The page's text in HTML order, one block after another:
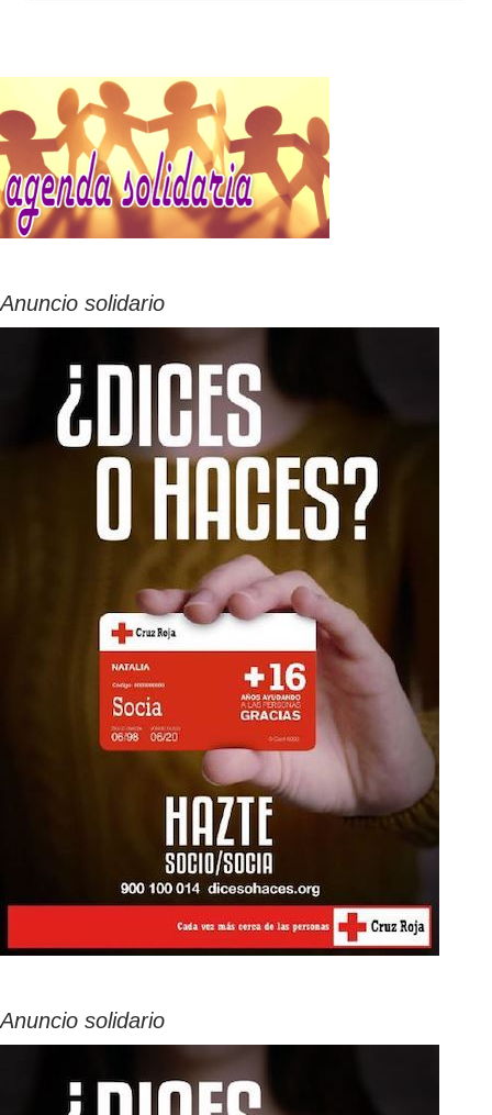
Anuncio solidario
Anuncio solidario